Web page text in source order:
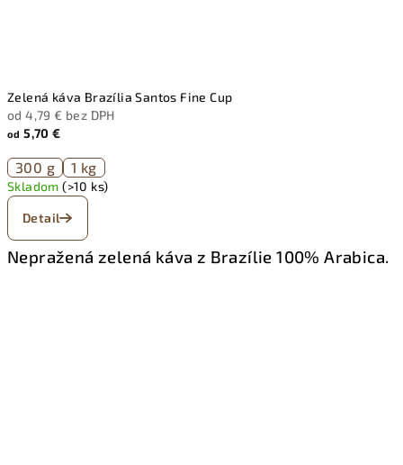
Zelená káva Brazília Santos Fine Cup
od 4,79 € bez DPH
od 5,70 €
300 g 1 kg
Skladom(>10 ks)
Detail
Nepražená zelená káva z Brazílie 100% Arabica.